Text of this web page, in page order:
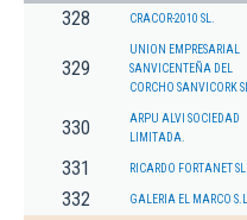
328 CRACOR-2010 SL.
329
UNION EMPRESARIAL
SANVICENTEÑA DEL
CORCHO SANVICORK SL
330
ARPU ALVI SOCIEDAD
LIMITADA.
331 RICARDO FORTANET SL
332 GALERIA EL MARCO S.L.